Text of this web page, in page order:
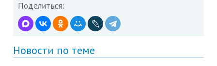
Поделиться:
Новости по теме